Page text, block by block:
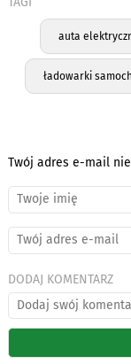
auta
ładowarki
Twój adres e-mail
DODAJ KOMENTARZ